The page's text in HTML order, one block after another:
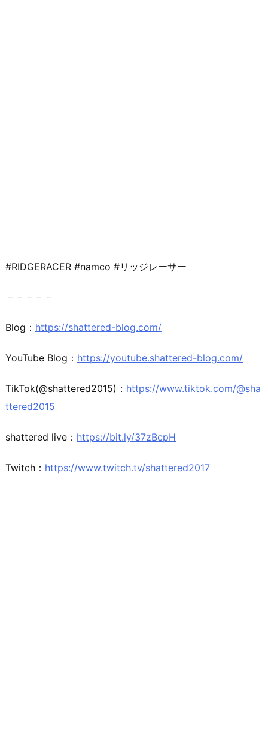
#RIDGERACER #namco #リッジレーサー
－－－－－
Blog： https://shattered-blog.com/
YouTube Blog： https://youtube.shattered-blog.com/
TikTok(@shattered2015)： https://www.tiktok.com/@sha
ttered2015
shattered live： https://bit.ly/37zBcpH
Twitch： https://www.twitch.tv/shattered2017